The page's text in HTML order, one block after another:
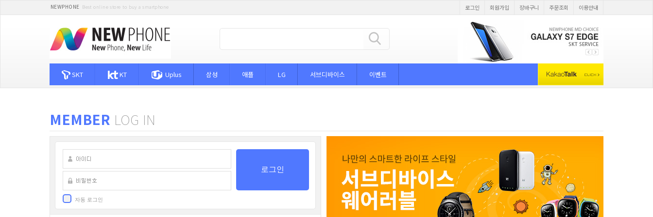
NEWPHONE Best online store to buy a smartphone 로그인 회원가입 장바구니 주문조회 이용안내
SKT KT Uplus 삼성 애플 LG 서브디바이스 이벤트
MEMBER LOG IN
자동 로그인